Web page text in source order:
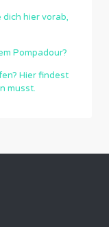
hier vorab,
Pompadour?
Hier findest
musst.